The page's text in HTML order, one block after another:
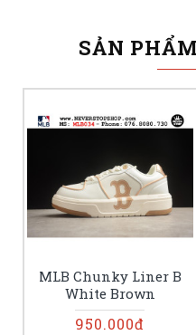
SẢN
MLB Chunky Liner B
White Brown
950.000đ